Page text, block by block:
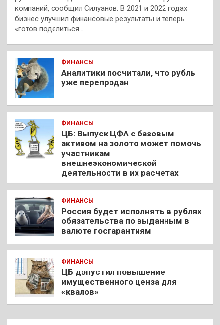
компаний, сообщил Силуанов. В 2021 и 2022 годах
бизнес улучшил финансовые результаты и теперь
«готов поделиться…
ФИНАНСЫ
Аналитики посчитали, что рубль
уже перепродан
ФИНАНСЫ
ЦБ: Выпуск ЦФА с базовым
активом на золото может помочь
участникам
внешнеэкономической
деятельности в их расчетах
ФИНАНСЫ
Россия будет исполнять в рублях
обязательства по выданным в
валюте госгарантиям
ФИНАНСЫ
ЦБ допустил повышение
имущественного ценза для
«квалов»